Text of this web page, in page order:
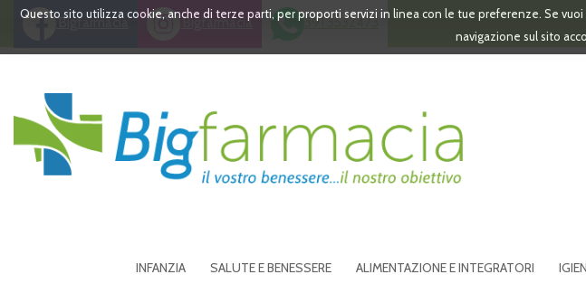
PassaQuesto sito utilizza cookie, anche di terze parti, per proporti servizi in linea con le tue preferenze. Se
navigazione sul sito
Bigfarmacia Bigfarmacia 391 3532473
Bigfarmacia
INFANZIA SALUTE E BENESSERE ALIMENTAZIONE E INTEGRATORI